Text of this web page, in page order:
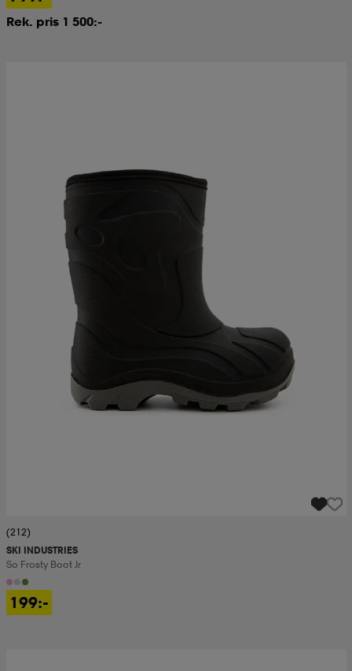
Rek. pris 1 500:-
(212)
SKI INDUSTRIES
So Frosty Boot Jr
199:-